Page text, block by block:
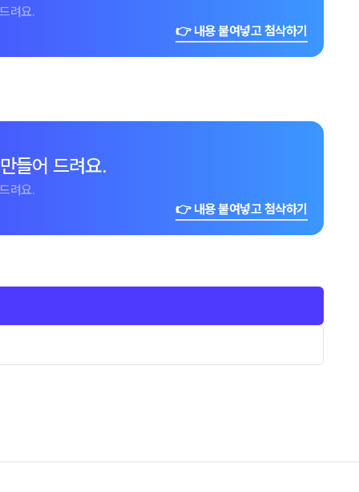
려요.
👉 내용 붙여넣고 첨삭하기
들어 드려요.
려요.
👉 내용 붙여넣고 첨삭하기